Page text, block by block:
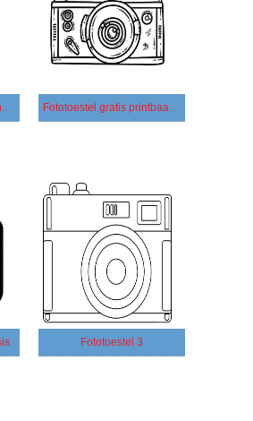
Fototoestel gratis voor kinderen Fototoestel gratis printbaar voor kinderen
Fototoestel 3